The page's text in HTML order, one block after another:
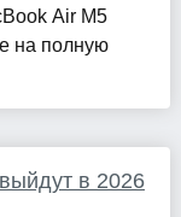
Air M5
на полную
в 2026